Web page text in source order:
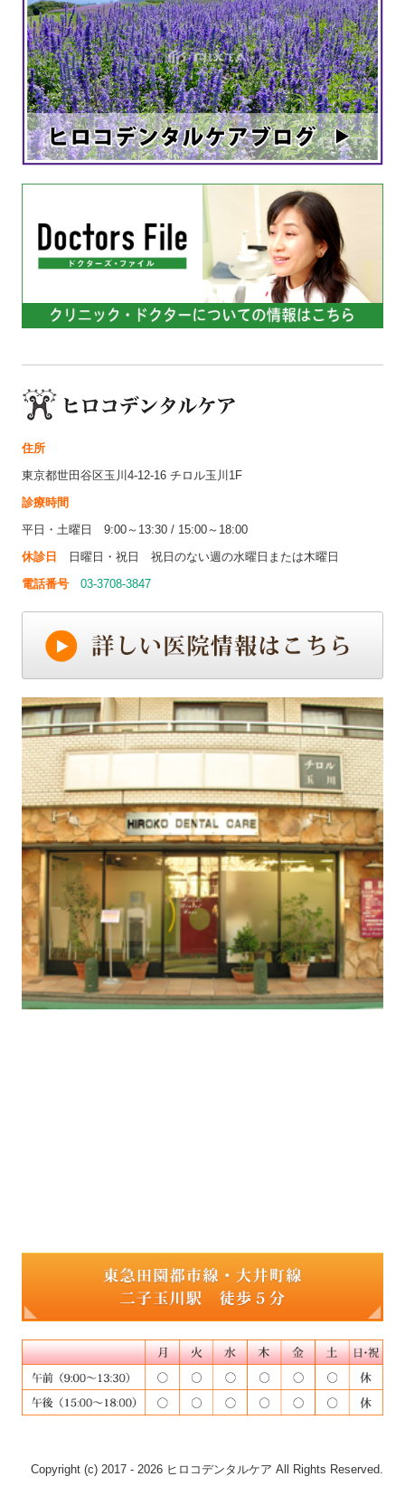
住所
東京都世田谷区玉川4-12-16 チロル玉川1F
診療時間
平日・土曜日 9:00～13:30 / 15:00～18:00
休診日
日曜日・祝日 祝日のない週の水曜日または木曜日
電話番号
03-3708-3847
Copyright (c) 2017 - 2026 ヒロコデンタルケア All Rights Reserved.